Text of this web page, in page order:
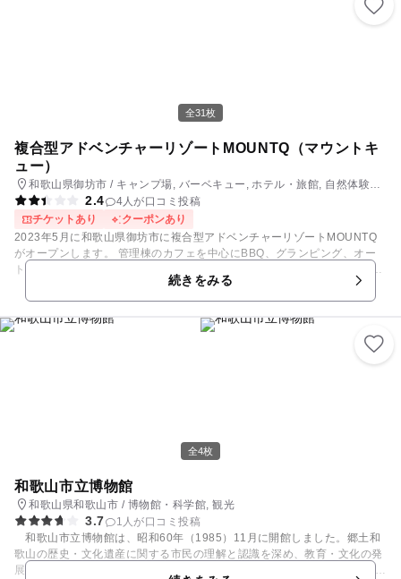
■ 串本の生き物だけ！約400種・約4000点を展示しています。 温帯と亜
ったウミガメが30匹暮らしています。 ゆうゆうと泳いだり、のんびり甲
羅干しする様子を楽しめ、 エサやり体験は大盛り上がりできちゃいます♪
日12:30～14:30開催♪ ■「海中展望塔」で海中観察■ 服を着たまま海中観
察にいこーよ♪ 水族館を出た先の海岸から沖合140ｍにある海中展望塔で
は、 水深6.3mの海中景観をぐるっと覗くことができます。 学んだばかり
の生き物たちをじっくり観察できちゃいます♪ ■「半潜水型 海中観光船ス
テラマリス」で海中観察■ 船内は水面下！！気分はまるで潜水艦♪ 日本で
は珍しい『 側 面 』に観察窓がある半潜水型の海中観光船です。 船は沿岸
のサンゴの群生スポットをめぐり、 世界的に珍しい海中景観をお楽しみい
ただけます。 [出航時刻]10:00／11:00／12:00／13:30／14:30／15:30 ※
GWやお盆などの混雑時は状況に応じて合間に増便。 ※天候等によって運
休の場合あり。 □「ほか園内施設」□ 海中公園レストラン、大型売店、 串
覧の目安時間■＝＝＝=＝＝＝＝＝＝＝ 【 入場 (水族館＋海中展望塔) 】約
90分 【 入場 に海中観光船の乗船を追加 】約120分 ＝＝＝＝＝＝＝＝＝
全31枚
複合型アドベンチャーリゾートMOUNTQ（マウントキ
ュー）
和歌山県御坊市 / キャンプ場, バーベキュー, ホテル・旅館, 自然体験・
アクティビティ
2.4
4人が口コミ投稿
チケットあり
クーポンあり
2023年5月に和歌山県御坊市に複合型アドベンチャーリゾートMOUNTQ
がオープンします。 管理棟のカフェを中心にBBQ、グランピング、オー
トキャンプ場、プール、露天風呂、アスレチック、バギーコース、サバゲ
ー、ボートハウスなど一日思いっきり遊べる施設を目指します。 忘れられ
ない時間をあなたに GIVE YOU AN UNFORGETTABLE TIME 3年前に近
くの海辺にオープンしたグループ店のマリンリゾートMARINEQのテーマ
は「忘れられない時間をあなたに」 日々の仕事や生活で溜まったストレス
を自然の中で思いっきり遊んで発散して、また日常生活に戻って辛い事が
DREAMER'S VILLAGE 現在空前のキャンプブームですが、どこのキャン
狭くて隣との距離も近く、人声がうるさくてゆっくり出来ない キャンプ道
具の積み込みや下ろし、設営作業でくたくたになってしまう そんな声をよ
く聞きますが、今回アドベンチャーリゾートMOUNTQが和歌山県御坊市
に2万坪の山を購入し、そこで皆様にご提案するのが日本初のサブスクキ
ャンプ場です。 自分だけの居場所作り MY SECRET BASE 100平米(30
坪)の広い敷地を年間貸しいたしますので、ウッドデッキを引いたりコン
テナ置いたり自分だけの空間を自由に作る事が出来ます。 「小さい頃友達
続きをみる
全4枚
和歌山市立博物館
和歌山県和歌山市 / 博物館・科学館, 観光
3.7
1人が口コミ投稿
和歌山市立博物館は、昭和60年（1985）11月に開館しました。郷土和
歌山の歴史・文化遺産に関する市民の理解と認識を深め、教育・文化の発
展に寄与することを目的とした歴史系博物館です。 常設展示は、「資料